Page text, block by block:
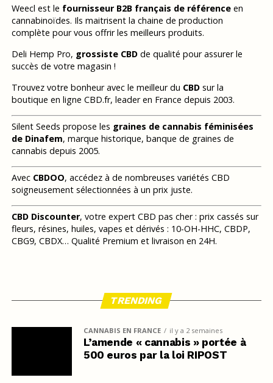
Weecl est le fournisseur B2B français de référenceen
cannabinoïdes. Ils maitrisent la chaine de production
complète pour vous offrir les meilleurs produits.
Deli Hemp Pro, grossiste CBDde qualité pour assurer le
succès de votre magasin !
Trouvez votre bonheur avec le meilleur du CBDsur la
boutique en ligne CBD.fr, leader en France depuis 2003.
Silent Seeds propose les graines de cannabis féminisées
de Dinafem, marque historique, banque de graines de
cannabis depuis 2005.
Avec CBDOO, accédez à de nombreuses variétés CBD
soigneusement sélectionnées à un prix juste.
CBD Discounter, votre expert CBD pas cher : prix cassés sur
fleurs, résines, huiles, vapes et dérivés : 10-OH-HHC, CBDP,
CBG9, CBDX… Qualité Premium et livraison en 24H.
TRENDING
CANNABIS EN FRANCE il y a 2 semaines
L’amende « cannabis » portée à
500 euros par la loi RIPOST